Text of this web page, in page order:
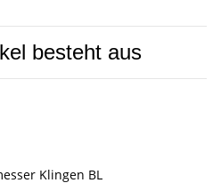
besteht aus